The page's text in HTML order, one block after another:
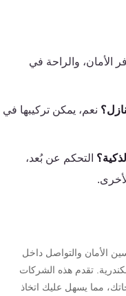
الأمان، والراحة في
نعم، يمكن تركيبها في
التحكم عن بُعد،
الأمان والتواصل داخل
تقدم هذه الشركات
مما يسهل عليك اتخاذ